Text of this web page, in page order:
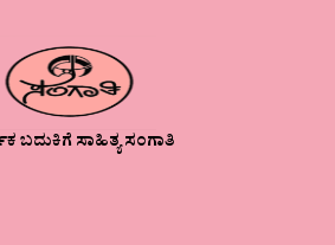
ಬದುಕಿಗೆ ಸಾಹಿತ್ಯ ಸಂಗಾತಿ